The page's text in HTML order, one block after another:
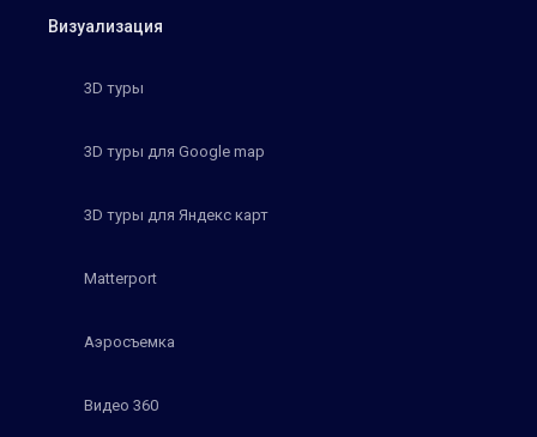
Визуализация
3D туры
3D туры для Google map
3D туры для Яндекс карт
Matterport
Аэросъемка
Видео 360